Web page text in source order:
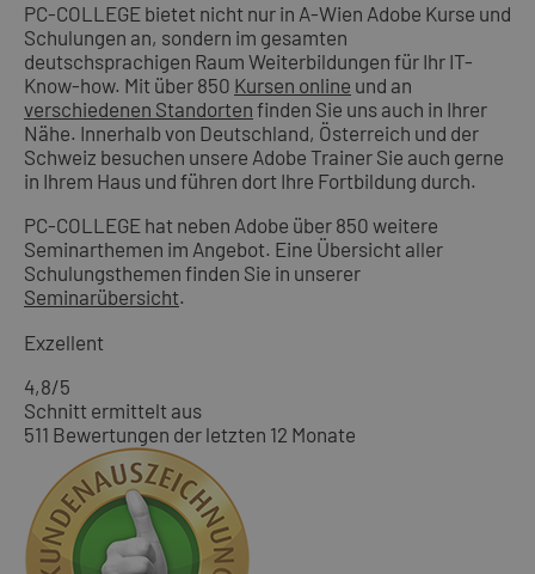
PC-COLLEGE bietet nicht nur in A-Wien Adobe Kurse und
Schulungen an, sondern im gesamten
deutschsprachigen Raum Weiterbildungen für Ihr IT-
Know-how. Mit über 850 Kursen online und an
verschiedenen Standorten finden Sie uns auch in Ihrer
Nähe. Innerhalb von Deutschland, Österreich und der
Schweiz besuchen unsere Adobe Trainer Sie auch gerne
in Ihrem Haus und führen dort Ihre Fortbildung durch.
PC-COLLEGE hat neben Adobe über 850 weitere
Seminarthemen im Angebot. Eine Übersicht aller
Schulungsthemen finden Sie in unserer
Seminarübersicht.
Exzellent
4,8/5
Schnitt ermittelt aus
511 Bewertungen der letzten 12 Monate